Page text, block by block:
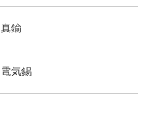
真鍮
電気錫